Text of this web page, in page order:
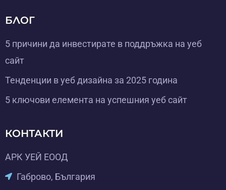
БЛОГ
5 причини да инвестирате в поддръжка на уеб
сайт
Тенденции в уеб дизайна за 2025 година
5 ключови елемента на успешния уеб сайт
КОНТАКТИ
АРК УЕЙ ЕООД
Габрово, България